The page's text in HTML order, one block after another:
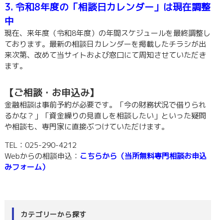
3. 令和8年度の「相談日カレンダー」は現在調整
中
現在、来年度（令和8年度）の年間スケジュールを最終調整し
ております。最新の相談日カレンダーを掲載したチラシが出
来次第、改めて当サイトおよび窓口にて周知させていただき
ます。
【ご相談・お申込み】
金融相談は事前予約が必要です。「今の財務状況で借りられ
るかな？」「資金繰りの見直しを相談したい」といった疑問
や相談も、専門家に直接ぶつけていただけます。
TEL：025-290-4212
Webからの相談申込： こちらから（当所無料専門相談お申込
みフォーム）
カテゴリーから探す